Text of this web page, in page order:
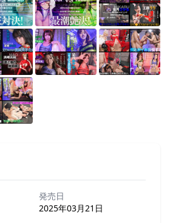
発売日
2025年03月21日